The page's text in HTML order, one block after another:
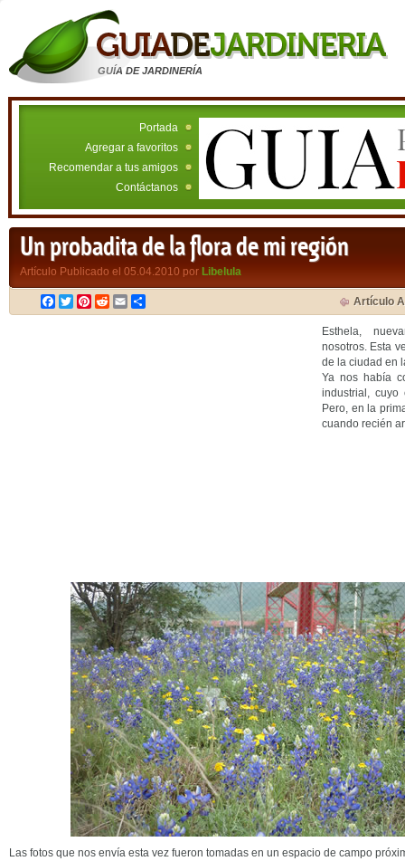
GUÍA DE JARDINERÍA
Portada
Agregar a favoritos
Recomendar a tus amigos
Contáctanos
Un probadita de la flora de mi región
Artículo Publicado el 05.04.2010 por Libelula
Facebook
TwitterPinterest
RedditEmail Artículo
Esthela,
nosotros. Esta
de la ciudad en
Ya nos había
industrial, cuyo
Pero, en la
cuando recién
Las fotos que nos envía esta vez fueron tomadas en un espacio de campo